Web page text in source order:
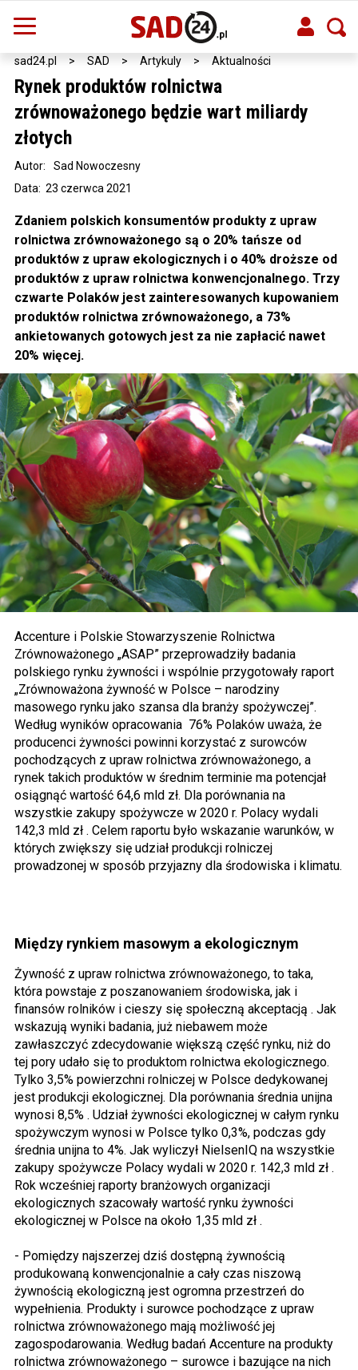
sad24.pl > SAD > Artykuly > Aktualności
Rynek produktów rolnictwa
zrównoważonego będzie wart miliardy
złotych
Data: 23 czerwca 2021
Autor: Sad Nowoczesny
Zdaniem polskich konsumentów produkty z upraw
rolnictwa zrównoważonego są o 20% tańsze od
produktów z upraw ekologicznych i o 40% droższe od
produktów z upraw rolnictwa konwencjonalnego. Trzy
czwarte Polaków jest zainteresowanych kupowaniem
produktów rolnictwa zrównoważonego, a 73%
ankietowanych gotowych jest za nie zapłacić nawet
20% więcej.
Accenture i Polskie Stowarzyszenie Rolnictwa
Zrównoważonego „ASAP” przeprowadziły badania
polskiego rynku żywności i wspólnie przygotowały raport
„Zrównoważona żywność w Polsce – narodziny
masowego rynku jako szansa dla branży spożywczej”.
Według wyników opracowania 76% Polaków uważa, że
producenci żywności powinni korzystać z surowców
pochodzących z upraw rolnictwa zrównoważonego, a
rynek takich produktów w średnim terminie ma potencjał
osiągnąć wartość 64,6 mld zł. Dla porównania na
wszystkie zakupy spożywcze w 2020 r. Polacy wydali
142,3 mld zł . Celem raportu było wskazanie warunków, w
których zwiększy się udział produkcji rolniczej
prowadzonej w sposób przyjazny dla środowiska i klimatu.
Między rynkiem masowym a ekologicznym
Żywność z upraw rolnictwa zrównoważonego, to taka,
która powstaje z poszanowaniem środowiska, jak i
finansów rolników i cieszy się społeczną akceptacją . Jak
wskazują wyniki badania, już niebawem może
zawłaszczyć zdecydowanie większą część rynku, niż do
tej pory udało się to produktom rolnictwa ekologicznego.
Tylko 3,5% powierzchni rolniczej w Polsce dedykowanej
jest produkcji ekologicznej. Dla porównania średnia unijna
wynosi 8,5% . Udział żywności ekologicznej w całym rynku
spożywczym wynosi w Polsce tylko 0,3%, podczas gdy
średnia unijna to 4%. Jak wyliczył NielsenIQ na wszystkie
zakupy spożywcze Polacy wydali w 2020 r. 142,3 mld zł .
Rok wcześniej raporty branżowych organizacji
ekologicznych szacowały wartość rynku żywności
ekologicznej w Polsce na około 1,35 mld zł .
- Pomiędzy najszerzej dziś dostępną żywnością
produkowaną konwencjonalnie a cały czas niszową
żywnością ekologiczną jest ogromna przestrzeń do
wypełnienia. Produkty i surowce pochodzące z upraw
rolnictwa zrównoważonego mają możliwość jej
zagospodarowania. Według badań Accenture na produkty
rolnictwa zrównoważonego – surowce i bazujące na nich